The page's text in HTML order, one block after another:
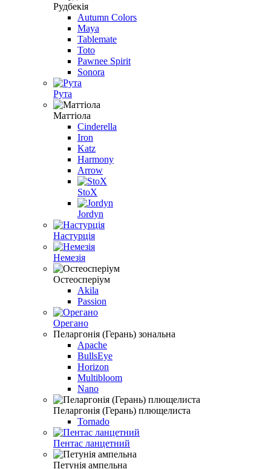
Рудбекія
Autumn Colors
Maya
Tablemate
Toto
Pawnee Spirit
Sonora
Рута
Маттiола
Cinderella
Iron
Katz
Harmony
Arrow
StoX
Jordyn
Настурцiя
Немезiя
Остеосперіум
Akila
Passion
Орегано
Пеларгонія (Герань) зональна
Apache
BullsEye
Horizon
Multibloom
Nano
Пеларгонія (Герань) плющелиста
Tornado
Пентас ланцетний
Петунія ампельна